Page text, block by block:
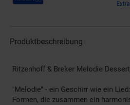
Produktbeschreibung
Ritzenhoff & Breker Melodie
"Melodie" - ein Geschirr wie ein
Formen, die zusammen ein